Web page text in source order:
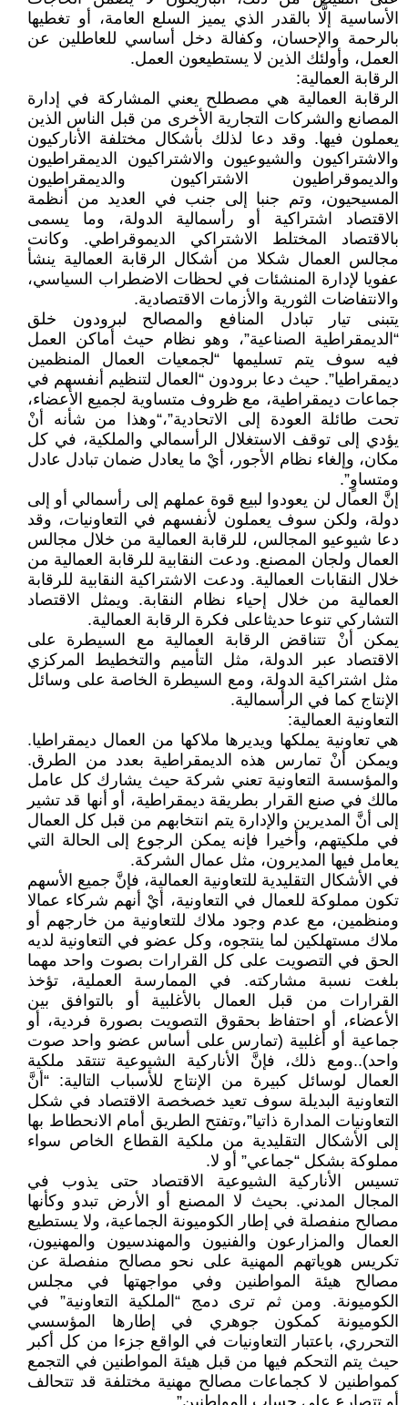
الأساسية إلَّا بالقدر الذي يميز السلع العامة، أو تغطيها
بالرحمة والإحسان، وكفالة دخل أساسي للعاطلين عن
العمل، وأولئك الذين لا يستطيعون العمل.
الرقابة العمالية:
الرقابة العمالية هي مصطلح يعني المشاركة في إدارة
المصانع والشركات التجارية الأخرى من قبل الناس الذين
يعملون فيها. وقد دعا لذلك بأشكال مختلفة الأناركيون
والاشتراكيون والشيوعيون والاشتراكيون الديمقراطيون
والديموقراطيون الاشتراكيون والديمقراطيون
المسيحيون، وتم جنبا إلى جنب في العديد من أنظمة
الاقتصاد اشتراكية أو رأسمالية الدولة، وما يسمى
بالاقتصاد المختلط الاشتراكي الديموقراطي. وكانت
مجالس العمال شكلا من أشكال الرقابة العمالية ينشأ
عفويا لإدارة المنشئات في لحظات الاضطراب السياسي،
والانتفاضات الثورية والأزمات الاقتصادية.
يتبنى تيار تبادل المنافع والمصالح لبرودون خلق
“الديمقراطية الصناعية”، وهو نظام حيث أماكن العمل
فيه سوف يتم تسليمها “لجمعيات العمال المنظمين
ديمقراطيا”. حيث دعا برودون “العمال لتنظيم أنفسهم في
جماعات ديمقراطية، مع ظروف متساوية لجميع الأعضاء،
تحت طائلة العودة إلى الاتحادية”،“وهذا من شأنه أنْ
يؤدي إلى توقف الاستغلال الرأسمالي والملكية، في كل
مكان، وإلغاء نظام الأجور، أيْ ما يعادل ضمان تبادل عادل
ومتساوٍ”.
إنَّ العمال لن يعودوا لبيع قوة عملهم إلى رأسمالي أو إلى
دولة، ولكن سوف يعملون لأنفسهم في التعاونيات، وقد
دعا شيوعيو المجالس، للرقابة العمالية من خلال مجالس
العمال ولجان المصنع. ودعت النقابية للرقابة العمالية من
خلال النقابات العمالية. ودعت الاشتراكية النقابية للرقابة
العمالية من خلال إحياء نظام النقابة. ويمثل الاقتصاد
التشاركي تنوعا حديثاعلى فكرة الرقابة العمالية.
يمكن أنْ تتناقض الرقابة العمالية مع السيطرة على
الاقتصاد عبر الدولة، مثل التأميم والتخطيط المركزي
مثل اشتراكية الدولة، ومع السيطرة الخاصة على وسائل
الإنتاج كما في الرأسمالية.
التعاونية العمالية:
هي تعاونية يملكها ويديرها ملاكها من العمال ديمقراطيا.
ويمكن أنْ تمارس هذه الديمقراطية بعدد من الطرق.
والمؤسسة التعاونية تعني شركة حيث يشارك كل عامل
مالك في صنع القرار بطريقة ديمقراطية، أو أنها قد تشير
إلى أنَّ المديرين والإدارة يتم انتخابهم من قبل كل العمال
في ملكيتهم، وأخيرا فإنه يمكن الرجوع إلى الحالة التي
يعامل فيها المديرون، مثل عمال الشركة.
في الأشكال التقليدية للتعاونية العمالية، فإنَّ جميع الأسهم
تكون مملوكة للعمال في التعاونية، أيْ أنهم شركاء عمالا
ومنظمين، مع عدم وجود ملاك للتعاونية من خارجهم أو
ملاك مستهلكين لما ينتجوه، وكل عضو في التعاونية لديه
الحق في التصويت على كل القرارات بصوت واحد مهما
بلغت نسبة مشاركته. في الممارسة العملية، تؤخذ
القرارات من قبل العمال بالأغلبية أو بالتوافق بين
الأعضاء، أو احتفاظ بحقوق التصويت بصورة فردية، أو
جماعية أو أغلبية (تمارس على أساس عضو واحد صوت
واحد)..ومع ذلك، فإنَّ الأناركية الشيوعية تنتقد ملكية
العمال لوسائل كبيرة من الإنتاج للأسباب التالية: “أنَّ
التعاونية البديلة سوف تعيد خصخصة الاقتصاد في شكل
التعاونيات المدارة ذاتيا”،وتفتح الطريق أمام الانحطاط بها
إلى الأشكال التقليدية من ملكية القطاع الخاص سواء
مملوكة بشكل “جماعي” أو لا.
تسيس الأناركية الشيوعية الاقتصاد حتى يذوب في
المجال المدني. بحيث لا المصنع أو الأرض تبدو وكأنها
مصالح منفصلة في إطار الكوميونة الجماعية، ولا يستطيع
العمال والمزارعون والفنيون والمهندسيون والمهنيون،
تكريس هوياتهم المهنية على نحو مصالح منفصلة عن
مصالح هيئة المواطنين وفي مواجهتها في مجلس
الكوميونة. ومن ثم ترى دمج “الملكية التعاونية” في
الكوميونة كمكون جوهري في إطارها المؤسسي
التحرري، باعتبار التعاونيات في الواقع جزءا من كل أكبر
حيث يتم التحكم فيها من قبل هيئة المواطنين في التجمع
كمواطنين لا كجماعات مصالح مهنية مختلفة قد تتحالف